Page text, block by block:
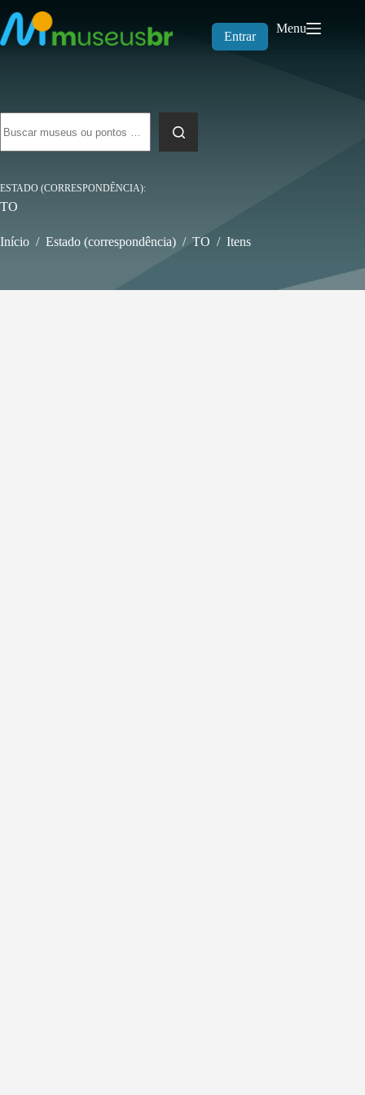
para
o
conteúdo
Entrar
Menu
resultados
ESTADO (CORRESPONDÊNCIA)
TO
Início / Estado (correspondência) / TO / Itens